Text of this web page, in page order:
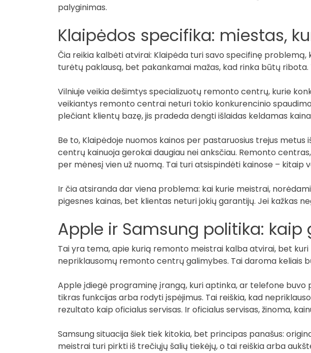
palyginimas.
Klaipėdos specifika: miestas,
Čia reikia kalbėti atvirai: Klaipėda turi savo specifinę problemą,
turėtų paklausą, bet pakankamai mažas, kad rinka būtų ribota.
Vilniuje veikia dešimtys specializuotų remonto centrų, kurie
veikiantys remonto centrai neturi tokio konkurencinio
plečiant klientų bazę, jis pradeda dengti išlaidas keldamas
Be to, Klaipėdoje nuomos kainos per pastaruosius trejus
centrų kainuoja gerokai daugiau nei anksčiau. Remonto
per mėnesį vien už nuomą. Tai turi atsispindėti kainose – kitaip
Ir čia atsiranda dar viena problema: kai kurie meistrai,
pigesnes kainas, bet klientas neturi jokių garantijų. Jei kažkas
Apple ir Samsung politika:
Tai yra tema, apie kurią remonto meistrai kalba atvirai, bet
nepriklausomų remonto centrų galimybes. Tai daroma keliais
Apple įdiegė programinę įrangą, kuri aptinka, ar telefone
tikras funkcijas arba rodyti įspėjimus. Tai reiškia, kad
rezultato kaip oficialus servisas. Ir oficialus servisas, žinoma,
Samsung situacija šiek tiek kitokia, bet principas panašus:
meistrai turi pirkti iš trečiųjų šalių tiekėjų, o tai reiškia arba